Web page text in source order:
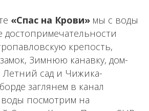
«Спас на Крови» мы с воды
достопримечательности
крепость,
Зимнюю канавку, дом-
сад и Чижика-
заглянем в канал
посмотрим на